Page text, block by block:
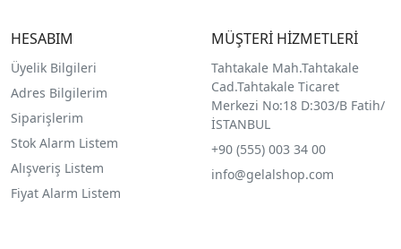
HESABIM
Üyelik Bilgileri
Adres Bilgilerim
Siparişlerim
Stok Alarm Listem
Alışveriş Listem
Fiyat Alarm Listem
MÜŞTERİ HİZMETLERİ
Tahtakale Mah.Tahtakale
Cad.Tahtakale Ticaret
Merkezi No:18 D:303/B Fatih/
İSTANBUL
+90 (555) 003 34 00
info@gelalshop.com